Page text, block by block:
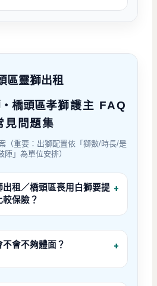
區靈獅出租
橋頭區孝獅護主 FAQ
見問題集
（重要：出獅配置依「獅數/時長/是
陣」為單位安排）
出租／橋頭區喪用白獅要提
保險？
+
會不夠體面？ +